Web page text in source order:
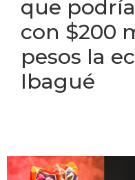
que
con $200
pesos la
Ibagué